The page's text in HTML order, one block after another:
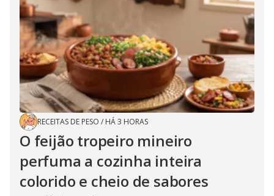
RECEITAS DE PESO / HÁ 3 HORAS
O feijão tropeiro mineiro
perfuma a cozinha inteira
colorido e cheio de sabores